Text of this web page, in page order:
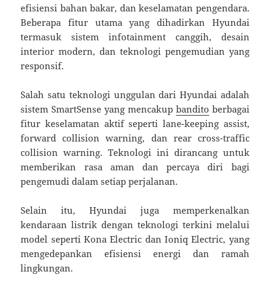
efisiensi bahan bakar, dan keselamatan pengendara.
Beberapa fitur utama yang dihadirkan Hyundai
termasuk sistem infotainment canggih, desain
interior modern, dan teknologi pengemudian yang
responsif.
Salah satu teknologi unggulan dari Hyundai adalah
sistem SmartSense yang mencakup bandito berbagai
fitur keselamatan aktif seperti lane-keeping assist,
forward collision warning, dan rear cross-traffic
collision warning. Teknologi ini dirancang untuk
memberikan rasa aman dan percaya diri bagi
pengemudi dalam setiap perjalanan.
Selain itu, Hyundai juga memperkenalkan
kendaraan listrik dengan teknologi terkini melalui
model seperti Kona Electric dan Ioniq Electric, yang
mengedepankan efisiensi energi dan ramah
lingkungan.